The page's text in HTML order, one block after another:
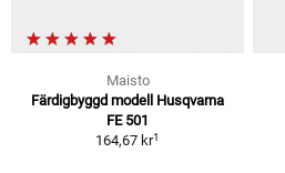
Maisto
Färdigbyggd modell Husqvarna
FE 501
164,67 kr1